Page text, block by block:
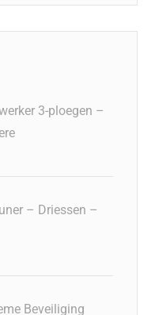
3-ploegen –
– Driessen –
Beveiliging